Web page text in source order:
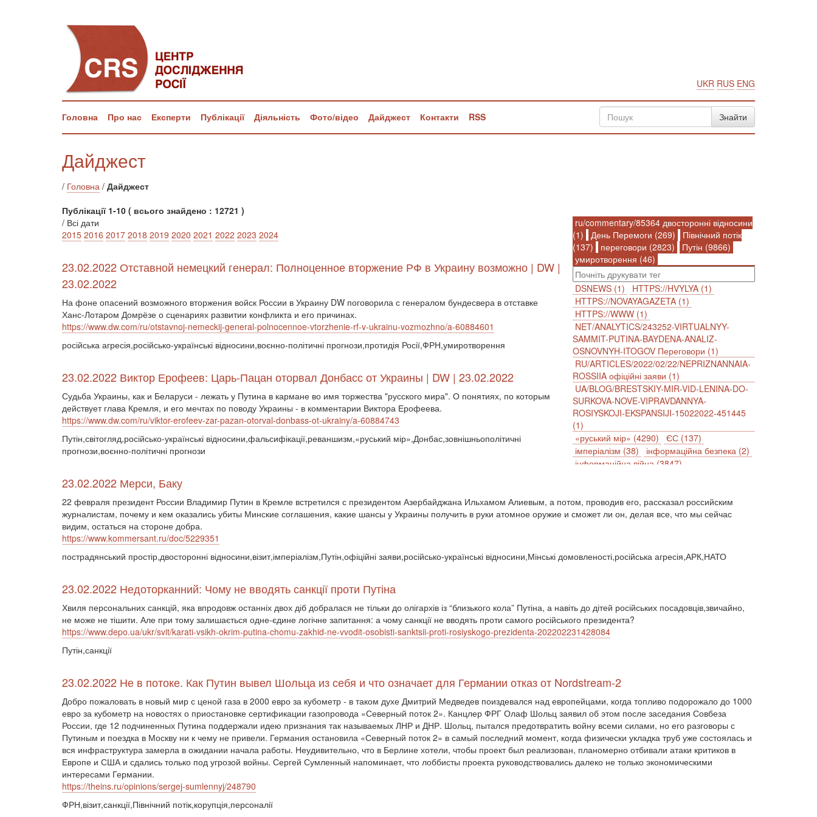
UKR RUS ENG
Головна Про нас Експерти Публікації Діяльність Фото/відео Дайджест Контакти RSS
Дайджест
/ Головна / Дайджест
Публікації 1-10 ( всього знайдено : 12721 )
ru/commentary/85364 двосторонні відносини
(1)
День Перемоги (269)
Північний потік
(137)
переговори (2823)
Путін (9866)
умиротворення (46)
DSNEWS (1)
HTTPS://HVYLYA (1)
HTTPS://NOVAYAGAZETA (1)
HTTPS://WWW (1)
NET/ANALYTICS/243252-VIRTUALNYY-
SAMMIT-PUTINA-BAYDENA-ANALIZ-
OSNOVNYH-ITOGOV Переговори (1)
RU/ARTICLES/2022/02/22/NEPRIZNANNAIA-
ROSSIIA офіційні заяви (1)
UA/BLOG/BRESTSKIY-MIR-VID-LENINA-DO-
SURKOVA-NOVE-VIPRAVDANNYA-
ROSIYSKOJI-EKSPANSIJI-15022022-451445
(1)
«руський мір» (4290)
ЄС (137)
імперіалізм (38)
інформаційна безпека (2)
інформаційна війна (3847)
агресія (2) антиамериканізм (1188)
антисемітизм (1) АРК (7225)
безробіття (295) бюджет (1557)
відносини (1)
візит (1601)
внутрішньополітичні прогнози (6)
внутрішня політика (9225)
воєнні дії (1022)
воєнно-політичні прогнози (4976)
воєнно-політичні прогнози (1)
врегулювання конфлікту (1191)
гонка озброєнь (720)
громадська думка (1837)
громадська думка Путін (1)
громадянське права людини (1)
громадянське суспільство (1751)
гуманітарна політика (2042)
/ Всі дати
2015 2016 2017 2018 2019 2020 2021 2022 2023 2024
23.02.2022 Отставной немецкий генерал: Полноценное вторжение РФ в Украину возможно | DW |
23.02.2022
На фоне опасений возможного вторжения войск России в Украину DW поговорила с генералом бундесвера в отставке
Ханс-Лотаром Домрёзе о сценариях развитии конфликта и его причинах.
https://www.dw.com/ru/otstavnoj-nemeckij-general-polnocennoe-vtorzhenie-rf-v-ukrainu-vozmozhno/a-60884601
російська агресія,російсько-українські відносини,воєнно-політичні прогнози,протидія Росії,ФРН,умиротворення
23.02.2022 Виктор Ерофеев: Царь-Пацан оторвал Донбасс от Украины | DW | 23.02.2022
Судьба Украины, как и Беларуси - лежать у Путина в кармане во имя торжества "русского мира". О понятиях, по которым
действует глава Кремля, и его мечтах по поводу Украины - в комментарии Виктора Ерофеева.
https://www.dw.com/ru/viktor-erofeev-zar-pazan-otorval-donbass-ot-ukrainy/a-60884743
Путін,світогляд,російсько-українські відносини,фальсифікації,реваншизм,«руський мір»,Донбас,зовнішньополітичні
прогнози,воєнно-політичні прогнози
23.02.2022 Мерси, Баку
22 февраля президент России Владимир Путин в Кремле встретился с президентом Азербайджана Ильхамом Алиевым, а потом, проводив его, рассказал российским
журналистам, почему и кем оказались убиты Минские соглашения, какие шансы у Украины получить в руки атомное оружие и сможет ли он, делая все, что мы сейчас
видим, остаться на стороне добра.
https://www.kommersant.ru/doc/5229351
пострадянський простір,двосторонні відносини,візит,імперіалізм,Путін,офіційні заяви,російсько-українські відносини,Мінські домовленості,російська агресія,АРК,НАТО
23.02.2022 Недоторканний: Чому не вводять санкції проти Путіна
Хвиля персональних санкцій, яка впродовж останніх двох діб добралася не тільки до олігархів із “близького кола” Путіна, а навіть до дітей російських посадовців,звичайно,
не може не тішити. Але при тому залишається одне-єдине логічне запитання: а чому санкції не вводять проти самого російського президента?
https://www.depo.ua/ukr/svit/karati-vsikh-okrim-putina-chomu-zakhid-ne-vvodit-osobisti-sanktsii-proti-rosiyskogo-prezidenta-202202231428084
Путін,санкції
23.02.2022 Не в потоке. Как Путин вывел Шольца из себя и что означает для Германии отказ от Nordstream-2
Добро пожаловать в новый мир с ценой газа в 2000 евро за кубометр - в таком духе Дмитрий Медведев поиздевался над европейцами, когда топливо подорожало до 1000
евро за кубометр на новостях о приостановке сертификации газопровода «Северный поток 2». Канцлер ФРГ Олаф Шольц заявил об этом после заседания Совбеза
России, где 12 подчиненных Путина поддержали идею признания так называемых ЛНР и ДНР. Шольц, пытался предотвратить войну всеми силами, но его разговоры с
Путиным и поездка в Москву ни к чему не привели. Германия остановила «Северный поток 2» в самый последний момент, когда физически укладка труб уже состоялась и
вся инфраструктура замерла в ожидании начала работы. Неудивительно, что в Берлине хотели, чтобы проект был реализован, планомерно отбивали атаки критиков в
Европе и США и сдались только под угрозой войны. Сергей Сумленный напоминает, что лоббисты проекта руководствовались далеко не только экономическими
интересами Германии.
https://theins.ru/opinions/sergej-sumlennyj/248790
ФРН,візит,санкції,Північний потік,корупція,персоналії